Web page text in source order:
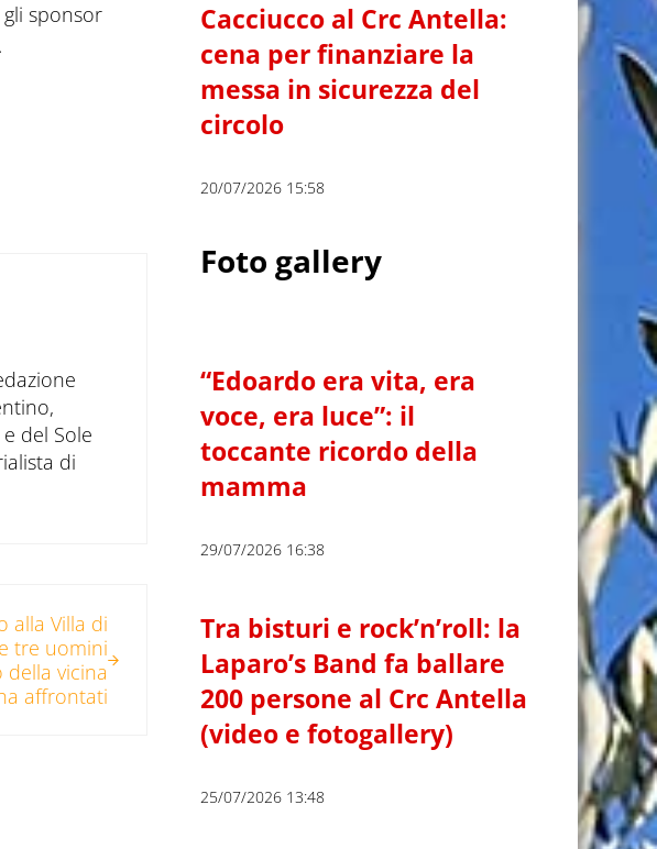
sponsor
del Sole
di
alla Villa di
tre uomini
vicina
affrontati
Cacciucco al Crc Antella:
cena per finanziare la
messa in sicurezza del
circolo
20/07/2026 15:58
Foto gallery
“Edoardo era vita, era
voce, era luce”: il
toccante ricordo della
mamma
29/07/2026 16:38
Tra bisturi e rock’n’roll: la
Laparo’s Band fa ballare
200 persone al Crc Antella
(video e fotogallery)
25/07/2026 13:48